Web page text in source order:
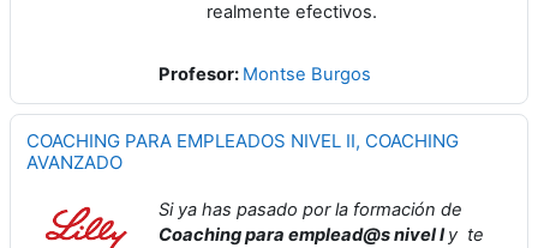
realmente efectivos.
Profesor: Montse Burgos
COACHING PARA EMPLEADOS NIVEL II, COACHING
AVANZADO
Si ya has pasado por la formación de
Coaching para emplead@s nivel Iy te